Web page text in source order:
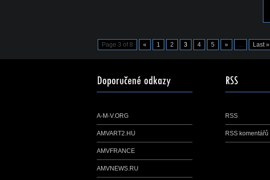
Page 3 of 8 « 1 2 3 4 5 » ... Last »
A-M-V.ORG
AMVART2.HU
AMVFRANCE
AMVNEWS.RU
RSS
RSS komentářů